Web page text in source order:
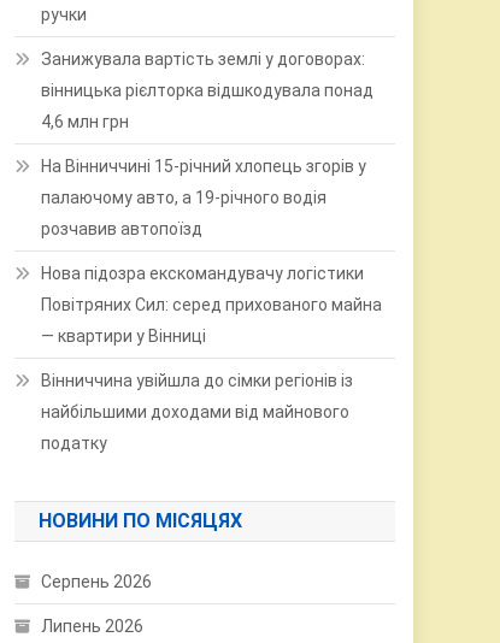
ручки
Занижувала вартість землі у договорах:
вінницька рієлторка відшкодувала понад
4,6 млн грн
На Вінниччині 15-річний хлопець згорів у
палаючому авто, а 19-річного водія
розчавив автопоїзд
Нова підозра екскомандувачу логістики
Повітряних Сил: серед прихованого майна
— квартири у Вінниці
Вінниччина увійшла до сімки регіонів із
найбільшими доходами від майнового
податку
НОВИНИ ПО МІСЯЦЯХ
Серпень 2026
Липень 2026